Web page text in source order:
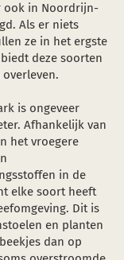
ook in Noordrijn-
Als er niets
ze in het ergste
deze soorten
is ongeveer
Afhankelijk van
het vroegere
in de
elke soort heeft
Dit is
en planten
dan op